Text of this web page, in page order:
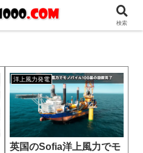
洋上風力発電
英国のSofia洋上風力でモ
検索